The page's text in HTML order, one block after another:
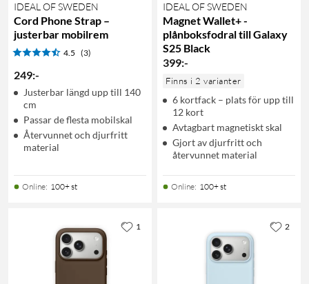
IDEAL OF SWEDEN
Cord Phone Strap –
justerbar mobilrem
4.5 (3)
249:-
Justerbar längd upp till 140
cm
Passar de flesta mobilskal
Återvunnet och djurfritt
material
Online: 100+ st
IDEAL OF SWEDEN
Magnet Wallet+ -
plånboksfodral till Galaxy
S25 Black
399:-
Finns i 2 varianter
6 kortfack – plats för upp till
12 kort
Avtagbart magnetiskt skal
Gjort av djurfritt och
återvunnet material
Online: 100+ st
1 2